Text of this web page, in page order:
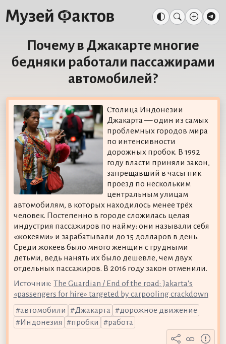
Почему в Джакарте многие
бедняки работали пассажирами
автомобилей?
Столица Индонезии
Джакарта — один из самых
проблемных городов мира
по интенсивности
дорожных пробок. В 1992
году власти приняли закон,
запрещавший в часы пик
проезд по нескольким
центральным улицам
автомобилям, в которых находилось менее трёх
человек. Постепенно в городе сложилась целая
индустрия пассажиров по найму: они называли себя
«жокеями» и зарабатывали до 15 долларов в день.
Среди жокеев было много женщин с грудными
детьми, ведь нанять их было дешевле, чем двух
отдельных пассажиров. В 2016 году закон отменили.
Источник: The Guardian / End of the road: Jakarta's
«passengers for hire» targeted by carpooling crackdown
автомобили
Джакарта
дорожное движение
Индонезия
пробки работа